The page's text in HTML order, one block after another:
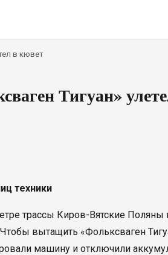
в кювет
Тигуан»
техники
трассы Киров-Вятские Поляны
вытащить «Фольксваген
машину и отключили